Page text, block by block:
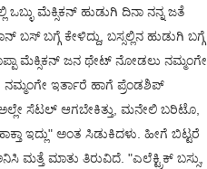
ಒಬ್ಳು ಮೆಕ್ಸಿಕನ್ ಹುಡುಗಿ ದಿನಾ ನನ್ನ ಜತೆ
ಬಸ್ ಬಗ್ಗೆ ಕೇಳಿದ್ದು, ಬಸ್ಸಲ್ಲಿನ ಹುಡುಗಿ ಬಗ್ಗೆ
ಮೆಕ್ಸಿಕನ್ ಜನ ಥೇಟ್ ನೋಡಲು ನಮ್ಮಂಗೇ
ನಮ್ಮಂಗೇ ಇರ್ತಾರೆ ಹಾಗೆ ಪ್ರೆಂಡಶಿಪ್
ಸೆಟಲ್ ಆಗಬೇಕಿತ್ತು, ಮನೇಲಿ ಬರಿಟೊ,
ಇದ್ಲು" ಅಂತ ಸಿಡುಕಿದಳು. ಹೀಗೆ ಬಿಟ್ಟರೆ
ಮತ್ತೆ ಮಾತು ತಿರುವಿದೆ. "ಎಲೆಕ್ಟ್ರಿಕ್ ಬಸ್ಸು,